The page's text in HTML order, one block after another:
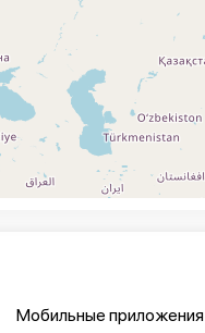
Мобильные приложения